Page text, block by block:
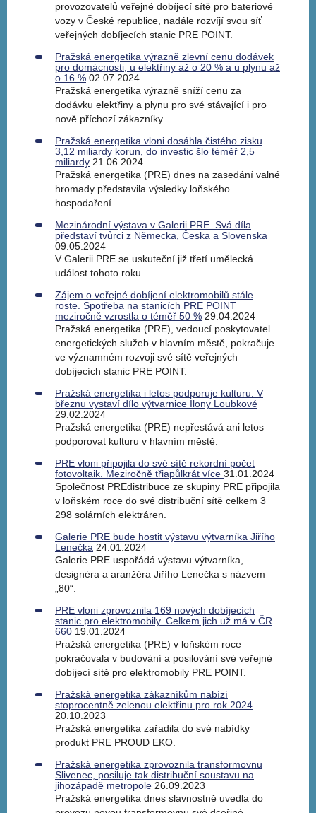
provozovatelů veřejné dobíjecí sítě pro bateriové
vozy v České republice, nadále rozvíjí svou síť
veřejných dobíjecích stanic PRE POINT.
Pražská energetika výrazně zlevní cenu dodávek
pro domácnosti, u elektřiny až o 20 % a u plynu až
o 16 % 02.07.2024
Pražská energetika výrazně sníží cenu za
dodávku elektřiny a plynu pro své stávající i pro
nově příchozí zákazníky.
Pražská energetika vloni dosáhla čistého zisku
3,12 miliardy korun, do investic šlo téměř 2,5
miliardy 21.06.2024
Pražská energetika (PRE) dnes na zasedání valné
hromady představila výsledky loňského
hospodaření.
Mezinárodní výstava v Galerii PRE. Svá díla
představí tvůrci z Německa, Česka a Slovenska
09.05.2024
V Galerii PRE se uskuteční již třetí umělecká
událost tohoto roku.
Zájem o veřejné dobíjení elektromobilů stále
roste. Spotřeba na stanicích PRE POINT
meziročně vzrostla o téměř 50 % 29.04.2024
Pražská energetika (PRE), vedoucí poskytovatel
energetických služeb v hlavním městě, pokračuje
ve významném rozvoji své sítě veřejných
dobíjecích stanic PRE POINT.
Pražská energetika i letos podporuje kulturu. V
březnu vystaví dílo výtvarnice Ilony Loubkové
29.02.2024
Pražská energetika (PRE) nepřestává ani letos
podporovat kulturu v hlavním městě.
PRE vloni připojila do své sítě rekordní počet
fotovoltaik. Meziročně třiapůlkrát více 31.01.2024
Společnost PREdistribuce ze skupiny PRE připojila
v loňském roce do své distribuční sítě celkem 3
298 solárních elektráren.
Galerie PRE bude hostit výstavu výtvarníka Jiřího
Lenečka 24.01.2024
Galerie PRE uspořádá výstavu výtvarníka,
designéra a aranžéra Jiřího Lenečka s názvem
„80“.
PRE vloni zprovoznila 169 nových dobíjecích
stanic pro elektromobily. Celkem jich už má v ČR
660 19.01.2024
Pražská energetika (PRE) v loňském roce
pokračovala v budování a posilování své veřejné
dobíjecí sítě pro elektromobily PRE POINT.
Pražská energetika zákazníkům nabízí
stoprocentně zelenou elektřinu pro rok 2024
20.10.2023
Pražská energetika zařadila do své nabídky
produkt PRE PROUD EKO.
Pražská energetika zprovoznila transformovnu
Slivenec, posiluje tak distribuční soustavu na
jihozápadě metropole 26.09.2023
Pražská energetika dnes slavnostně uvedla do